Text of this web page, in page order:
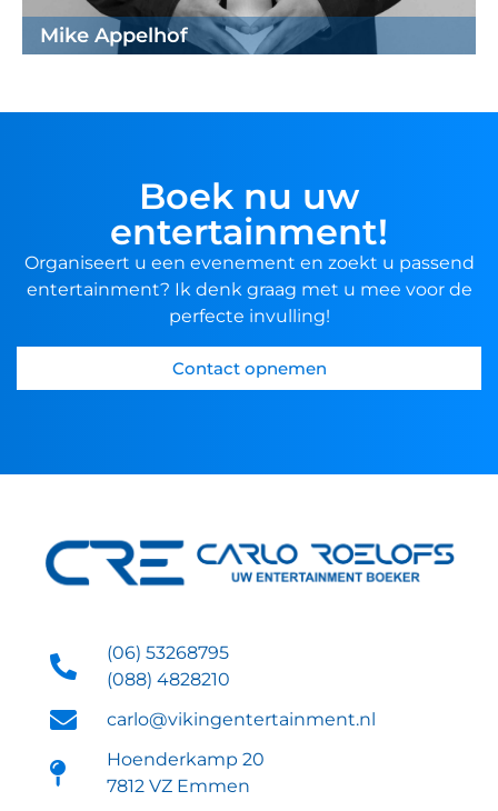
Mike Appelhof
Boek nu uw
entertainment!
Organiseert u een evenement en zoekt u passend
entertainment? Ik denk graag met u mee voor de
perfecte invulling!
Contact opnemen
(06) 53268795
(088) 4828210
carlo@vikingentertainment.nl
Hoenderkamp 20
7812 VZ Emmen